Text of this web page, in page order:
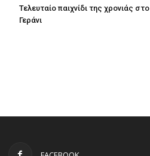
Τελευταίο παιχνίδι της χρονιάς στο
Γεράνι